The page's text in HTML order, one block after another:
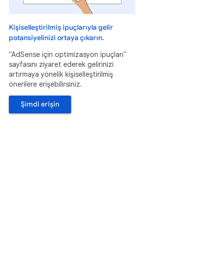
Kişiselleştirilmiş ipuçlarıyla gelir
potansiyelinizi ortaya çıkarın.
"AdSense için optimizasyon ipuçları"
sayfasını ziyaret ederek gelirinizi
artırmaya yönelik kişiselleştirilmiş
önerilere erişebilirsiniz.
Şimdi erişin